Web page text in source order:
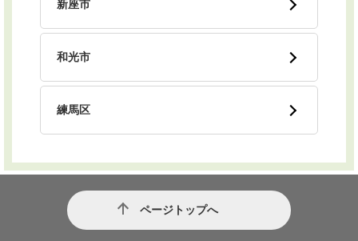
新座市
和光市
練馬区
ページトップへ